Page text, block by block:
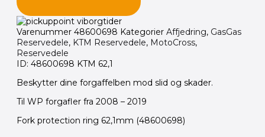
Varenummer 48600698 Kategorier Affjedring, GasGas
Reservedele, KTM Reservedele, MotoCross,
Reservedele
ID: 48600698 KTM 62,1
Beskytter dine forgaffelben mod slid og skader.
Til WP forgafler fra 2008 – 2019
Fork protection ring 62,1mm (48600698)